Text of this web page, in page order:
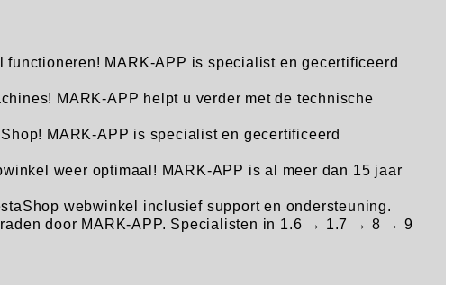
MARK-APP is specialist en gecertificeerd
MARK-APP helpt u verder met de technische
MARK-APP is specialist en gecertificeerd
weer optimaal! MARK-APP is al meer dan 15 jaar
webwinkel inclusief support en ondersteuning.
door MARK-APP. Specialisten in 1.6 → 1.7 → 8 → 9